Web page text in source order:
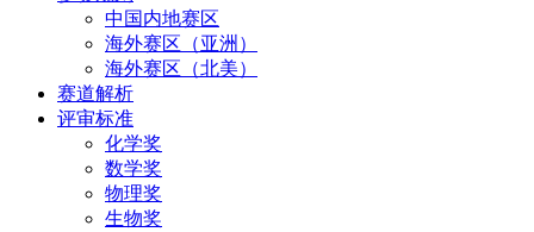
中国内地赛区
海外赛区（亚洲）
海外赛区（北美）
赛道解析
评审标准
化学奖
数学奖
物理奖
生物奖